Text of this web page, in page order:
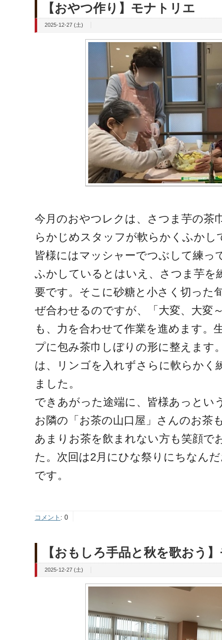
【おやつ作り】モナトリエ
2025-12-27 (土)
今月のおやつレクは、さつま芋の茶
らかじめスタッフが軟らかくふかし
皆様にはマッシャーでつぶして練っ
ふかしているとはいえ、さつま芋を
要です。そこに砂糖と小さく切った
ぜ合わせるのですが、「大変、大変
も、力を合わせて作業を進めます。
プに包み茶巾しぼりの形に整えます
は、リンゴを入れずさらに軟らかく
ました。
できあがった途端に、皆様あっとい
お隣の「お茶の山口屋」さんのお茶
あまりお茶を飲まれない方も笑顔で
た。次回は2月にひな祭りにちなん
です。
コメント : 0
【おもしろ手品と秋を歌おう
2025-12-27 (土)